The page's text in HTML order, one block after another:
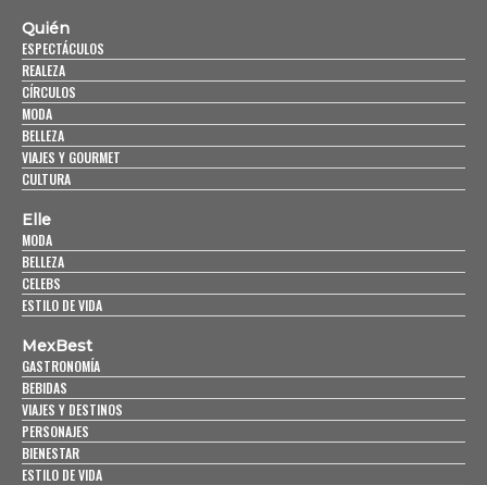
Quién
ESPECTÁCULOS
REALEZA
CÍRCULOS
MODA
BELLEZA
VIAJES Y GOURMET
CULTURA
Elle
MODA
BELLEZA
CELEBS
ESTILO DE VIDA
MexBest
GASTRONOMÍA
BEBIDAS
VIAJES Y DESTINOS
PERSONAJES
BIENESTAR
ESTILO DE VIDA